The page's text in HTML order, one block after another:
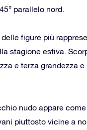
parallelo nord.
figure più
stagione estiva.
e terza grandezza
nudo appare
piuttosto vicine a